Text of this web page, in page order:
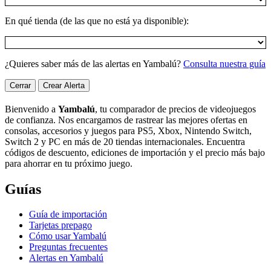
En qué tienda (de las que no está ya disponible):
¿Quieres saber más de las alertas en Yambalú? Consulta nuestra guía
Cerrar Crear Alerta
Bienvenido a Yambalú, tu comparador de precios de videojuegos
de confianza. Nos encargamos de rastrear las mejores ofertas en
consolas, accesorios y juegos para PS5, Xbox, Nintendo Switch,
Switch 2 y PC en más de 20 tiendas internacionales. Encuentra
códigos de descuento, ediciones de importación y el precio más bajo
para ahorrar en tu próximo juego.
Guías
Guía de importación
Tarjetas prepago
Cómo usar Yambalú
Preguntas frecuentes
Alertas en Yambalú